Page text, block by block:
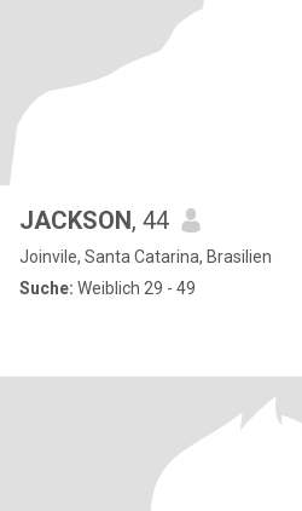
JACKSON, 44
Joinvile, Santa Catarina, Brasilien
Suche: Weiblich 29 - 49